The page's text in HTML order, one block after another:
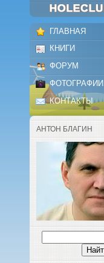
ГЛАВНАЯ
КНИГИ
ФОРУМ
ФОТОГРАФИИ
КОНТАКТЫ
АНТОН БЛАГИН